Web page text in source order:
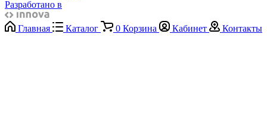
Разработано в
Главная Каталог 0 Корзина Кабинет Контакты